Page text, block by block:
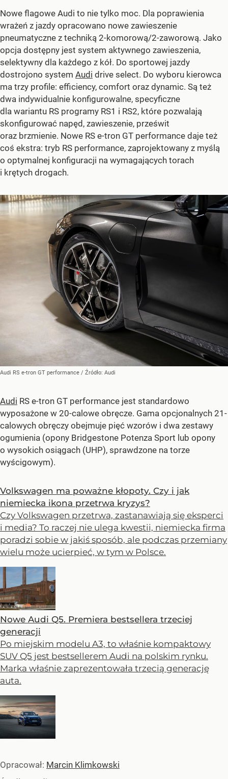
Nowe flagowe Audi to nie tylko moc. Dla poprawienia
wrażeń z jazdy opracowano nowe zawieszenie
pneumatyczne z techniką 2-komorową/2-zaworową. Jako
opcja dostępny jest system aktywnego zawieszenia,
selektywny dla każdego z kół. Do sportowej jazdy
dostrojono system Audi drive select. Do wyboru kierowca
ma trzy profile: efficiency, comfort oraz dynamic. Są też
dwa indywidualnie konfigurowalne, specyficzne
dla wariantu RS programy RS1 i RS2, które pozwalają
skonfigurować napęd, zawieszenie, prześwit
oraz brzmienie. Nowe RS e-tron GT performance daje też
coś ekstra: tryb RS performance, zaprojektowany z myślą
o optymalnej konfiguracji na wymagających torach
i krętych drogach.
Audi RS e-tron GT performance / Źródło: Audi
Audi RS e-tron GT performance jest standardowo
wyposażone w 20-calowe obręcze. Gama opcjonalnych 21-
calowych obręczy obejmuje pięć wzorów i dwa zestawy
ogumienia (opony Bridgestone Potenza Sport lub opony
o wysokich osiągach (UHP), sprawdzone na torze
wyścigowym).
Volkswagen ma poważne kłopoty. Czy i jak
niemiecka ikona przetrwa kryzys?
Czy Volkswagen przetrwa, zastanawiają się eksperci
i media? To raczej nie ulega kwestii, niemiecka firma
poradzi sobie w jakiś sposób, ale podczas przemiany
wielu może ucierpieć, w tym w Polsce.
Nowe Audi Q5. Premiera bestsellera trzeciej
generacji
Po miejskim modelu A3, to właśnie kompaktowy
SUV Q5 jest bestsellerem Audi na polskim rynku.
Marka właśnie zaprezentowała trzecią generację
auta.
Opracował: Marcin Klimkowski